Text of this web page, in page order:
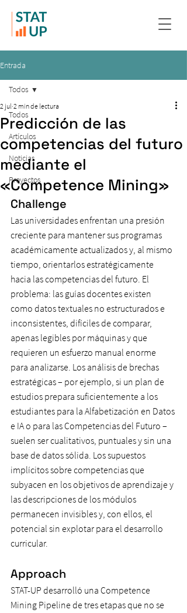
Entrada
Todos
Artículos
Noticias
Proyectos
Todos
Predicción de las
competencias del futuro
mediante el
«Competence Mining»
2 jul 2 min de lectura
Challenge
Las universidades enfrentan una presión
creciente para mantener sus programas
académicamente actualizados y, al mismo
tiempo, orientarlos estratégicamente
hacia las competencias del futuro. El
problema: las guías docentes existen
como datos textuales no estructurados e
inconsistentes, difíciles de comparar,
apenas legibles por máquinas y que
requieren un esfuerzo manual enorme
para analizarse. Los análisis de brechas
estratégicas – por ejemplo, si un plan de
estudios prepara suficientemente a los
estudiantes para la Alfabetización en Datos
e IA o para las Competencias del Futuro –
suelen ser cualitativos, puntuales y sin una
base de datos sólida. Los supuestos
implícitos sobre competencias que
subyacen en los objetivos de aprendizaje y
las descripciones de los módulos
permanecen invisibles y, con ellos, el
potencial sin explotar para el desarrollo
curricular.
Approach
STAT-UP desarrolló una Competence
Mining Pipeline de tres etapas que no se